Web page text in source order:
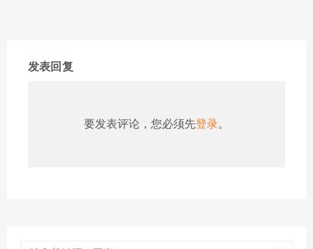
发表回复
要发表评论，您必须先登录。